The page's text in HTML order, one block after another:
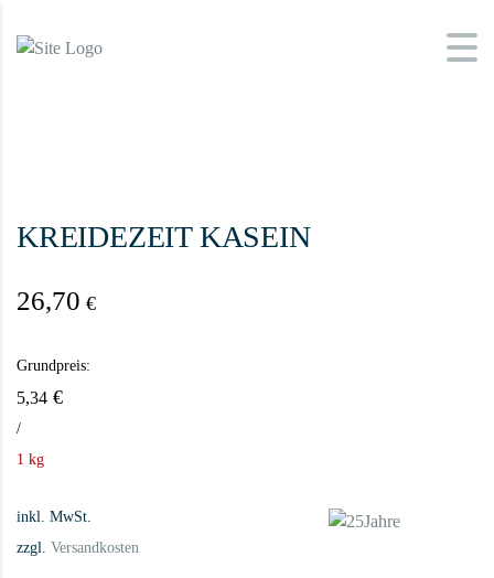
KREIDEZEIT KASEIN
26,70 €
Grundpreis:
5,34 €
/
1 kg
inkl. MwSt.
zzgl. Versandkosten